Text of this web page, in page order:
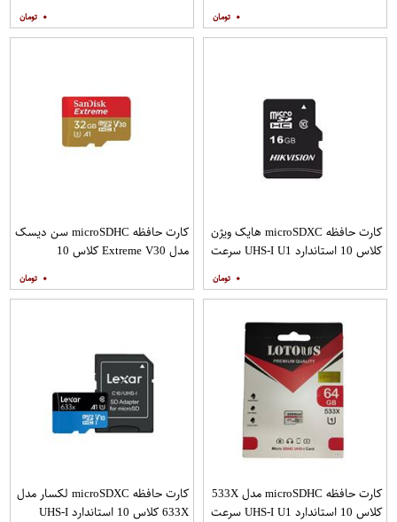
گیگابایت به همراه آداپتور SD
۰
گیگابایت به همراه آداپتور SD بسته
۰
کارت حافظه microSDXC هایک ویژن
کلاس 10 استاندارد UHS-I U1 سرعت
۰
کارت حافظه microSDHC سن دیسک
مدل Extreme V30 کلاس 10
160MBps ظرفیت 32 گیگابایت
۰
کارت حافظه microSDHC مدل 533X
کلاس 10 استاندارد UHS-I U1 سرعت
کارت حافظه microSDXC لکسار مدل
633X کلاس 10 استاندارد UHS-I